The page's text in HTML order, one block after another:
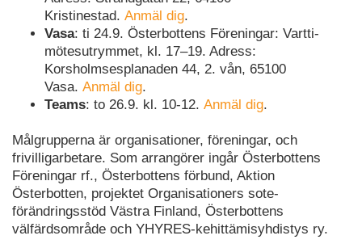
Kristinestad. Anmäl dig.
Vasa: ti 24.9. Österbottens Föreningar: Vartti-
mötesutrymmet, kl. 17–19. Adress:
Korsholmsesplanaden 44, 2. vån, 65100
Vasa. Anmäl dig.
Teams: to 26.9. kl. 10-12. Anmäl dig.
Målgrupperna är organisationer, föreningar, och
frivilligarbetare. Som arrangörer ingår Österbottens
Föreningar rf., Österbottens förbund, Aktion
Österbotten, projektet Organisationers sote-
förändringsstöd Västra Finland, Österbottens
välfärdsområde och YHYRES-kehittämisyhdistys ry.